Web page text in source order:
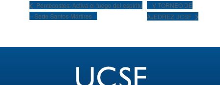
Pentecostés: Activá el fuego del espíritu
– Sede Santos Mártires
V TORNEO DE
AJEDREZ UCSF